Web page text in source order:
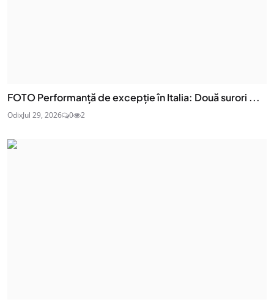
FOTO Performanță de excepție în Italia: Două surori ...
OdixJul 29, 2026 0 2